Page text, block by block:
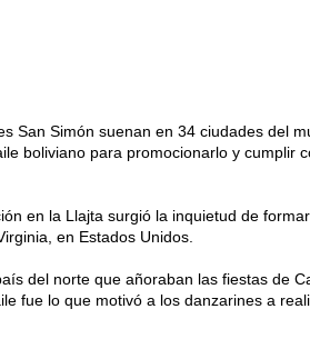
San Simón suenan en 34 ciudades del
boliviano para promocionarlo y cumplir
en la Llajta surgió la inquietud de
en Estados Unidos.
del norte que añoraban las fiestas de
fue lo que motivó a los danzarines a